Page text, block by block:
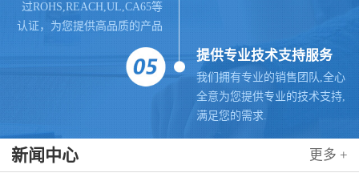
过ROHS,REACH,UL,CA65等
认证，为您提供高品质的产品
提供专业技术支持服务
我们拥有专业的销售团队,全心
全意为您提供专业的技术支持,
满足您的需求.
新闻中心 更多 +